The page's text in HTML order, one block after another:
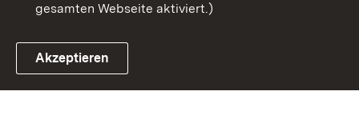
Link zum Landesportal
gesamten Webseite aktiviert.)
Akzeptieren